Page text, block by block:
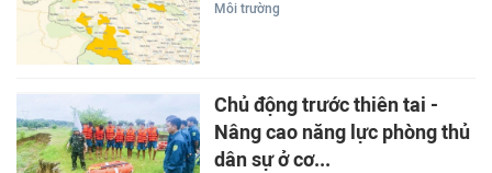
Môi trường
Chủ động trước thiên tai -
Nâng cao năng lực phòng thủ
dân sự ở cơ...